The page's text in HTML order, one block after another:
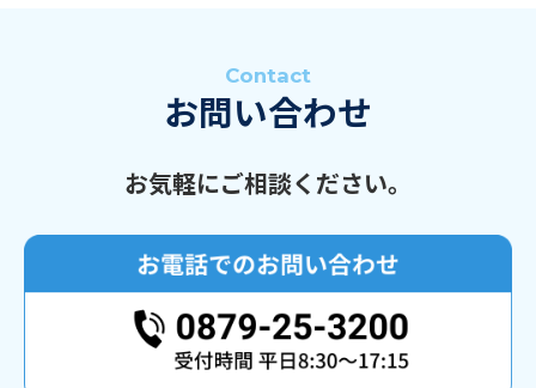
Contact
お問い合わせ
お気軽にご相談ください。